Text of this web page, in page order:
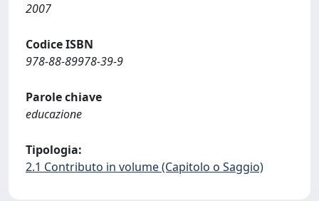
2007
Codice ISBN
978-88-89978-39-9
Parole chiave
educazione
Tipologia:
2.1 Contributo in volume (Capitolo o Saggio)